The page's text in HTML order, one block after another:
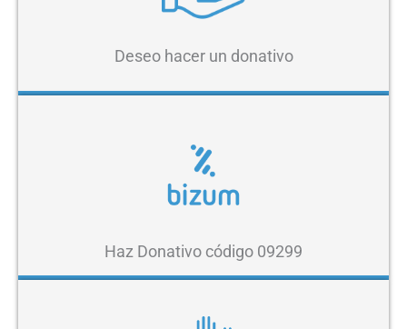
Deseo hacer un donativo
Haz Donativo código 09299